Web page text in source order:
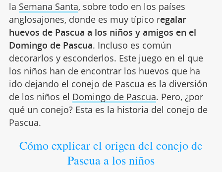
la Semana Santa, sobre todo en los países
anglosajones, donde es muy típico regalar
huevos de Pascua a los niños y amigos en el
Domingo de Pascua. Incluso es común
decorarlos y esconderlos. Este juego en el que
los niños han de encontrar los huevos que ha
ido dejando el conejo de Pascua es la diversión
de los niños el Domingo de Pascua. Pero, ¿por
qué un conejo? Esta es la historia del conejo de
Pascua.
Cómo explicar el origen del conejo de
Pascua a los niños